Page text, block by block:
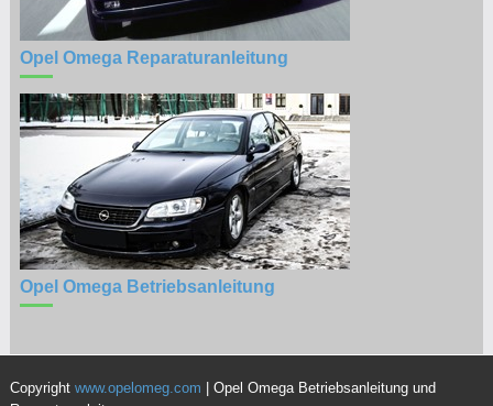
Opel Omega Reparaturanleitung
Opel Omega Betriebsanleitung
Copyright www.opelomeg.com | Opel Omega Betriebsanleitung und